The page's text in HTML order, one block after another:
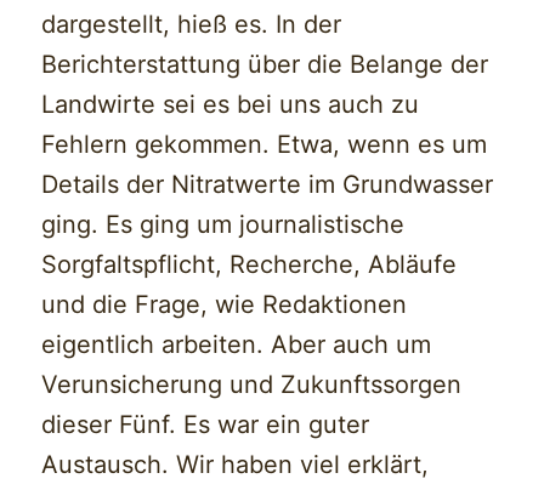
dargestellt, hieß es. In der
Berichterstattung über die Belange der
Landwirte sei es bei uns auch zu
Fehlern gekommen. Etwa, wenn es um
Details der Nitratwerte im Grundwasser
ging. Es ging um journalistische
Sorgfaltspflicht, Recherche, Abläufe
und die Frage, wie Redaktionen
eigentlich arbeiten. Aber auch um
Verunsicherung und Zukunftssorgen
dieser Fünf. Es war ein guter
Austausch. Wir haben viel erklärt,